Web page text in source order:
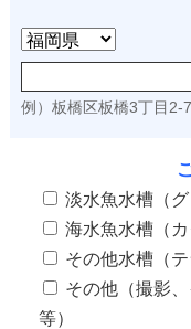
例）板橋区板橋3丁目2-7
淡水魚水槽（
海水魚水槽（
その他水槽（
その他（撮影
等）